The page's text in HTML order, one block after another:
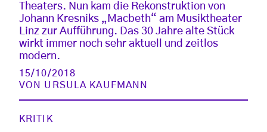
Theaters. Nun kam die Rekonstruktion von
Johann Kresniks „Macbeth“ am Musiktheater
Linz zur Aufführung. Das 30 Jahre alte Stück
wirkt immer noch sehr aktuell und zeitlos
modern.
15/10/2018
VON URSULA KAUFMANN
KRITIK